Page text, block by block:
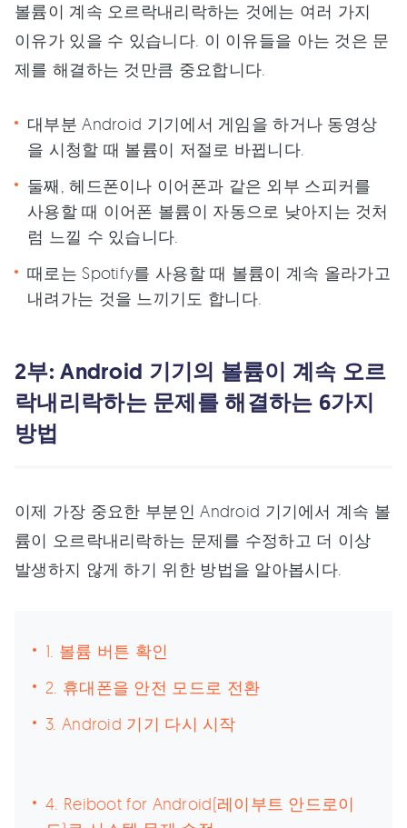
볼륨이 계속 오르락내리락하는 것에는 여러 가지
이유가 있을 수 있습니다. 이 이유들을 아는 것은 문
제를 해결하는 것만큼 중요합니다.
대부분 Android 기기에서 게임을 하거나 동영상
을 시청할 때 볼륨이 저절로 바뀝니다.
둘째, 헤드폰이나 이어폰과 같은 외부 스피커를
사용할 때 이어폰 볼륨이 자동으로 낮아지는 것처
럼 느낄 수 있습니다.
때로는 Spotify를 사용할 때 볼륨이 계속 올라가고
내려가는 것을 느끼기도 합니다.
2부: Android 기기의 볼륨이 계속 오르
락내리락하는 문제를 해결하는 6가지
방법
이제 가장 중요한 부분인 Android 기기에서 계속 볼
륨이 오르락내리락하는 문제를 수정하고 더 이상
발생하지 않게 하기 위한 방법을 알아봅시다.
1. 볼륨 버튼 확인
2. 휴대폰을 안전 모드로 전환
3. Android 기기 다시 시작
4. Reiboot for Android(레이부트 안드로이